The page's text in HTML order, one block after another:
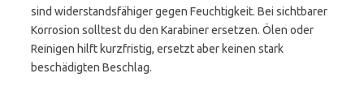
sind widerstandsfähiger gegen Feuchtigkeit. Bei sichtbarer
Korrosion solltest du den Karabiner ersetzen. Ölen oder
Reinigen hilft kurzfristig, ersetzt aber keinen stark
beschädigten Beschlag.